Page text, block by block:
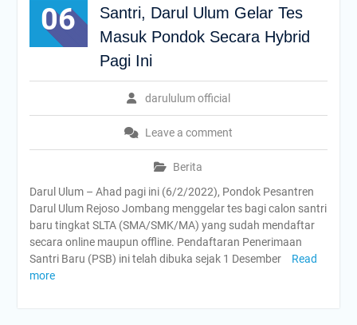
06
Santri, Darul Ulum Gelar Tes
Masuk Pondok Secara Hybrid
Pagi Ini
darululum official
Leave a comment
Berita
Darul Ulum – Ahad pagi ini (6/2/2022), Pondok Pesantren
Darul Ulum Rejoso Jombang menggelar tes bagi calon santri
baru tingkat SLTA (SMA/SMK/MA) yang sudah mendaftar
secara online maupun offline. Pendaftaran Penerimaan
Santri Baru (PSB) ini telah dibuka sejak 1 Desember
Read
more